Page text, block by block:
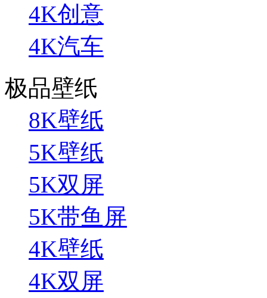
4K创意
4K汽车
极品壁纸
8K壁纸
5K壁纸
5K双屏
5K带鱼屏
4K壁纸
4K双屏